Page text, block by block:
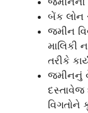
બેંક લોન
જમીન
માલિકી
તરીકે
જમીનનું
વિગતોને